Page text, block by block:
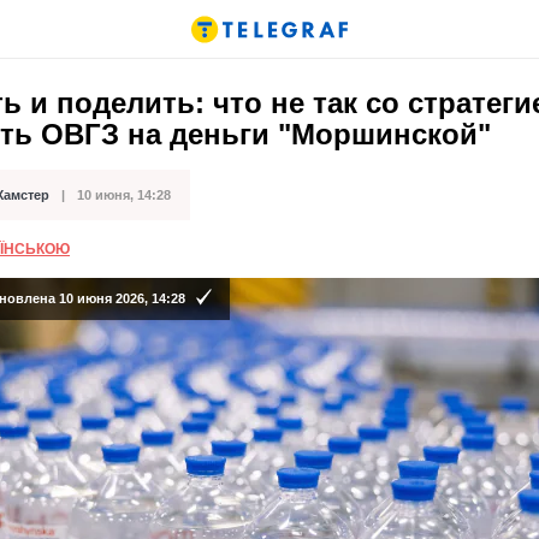
и поделить: что не так со
ОВГЗ на деньги "Моршинской"
10 июня, 14:28
10 июня 2026, 14:28